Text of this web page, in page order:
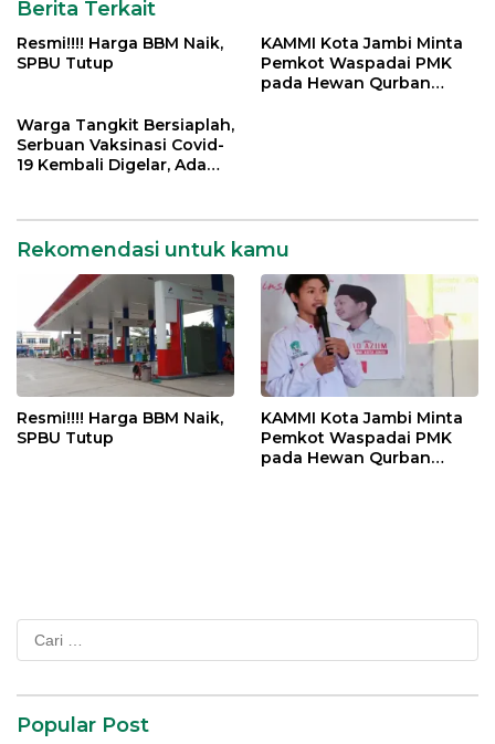
Berita Terkait
Resmi!!!! Harga BBM Naik,
SPBU Tutup
KAMMI Kota Jambi Minta
Pemkot Waspadai PMK
pada Hewan Qurban
Warga Tangkit Bersiaplah,
Serbuan Vaksinasi Covid-
19 Kembali Digelar, Ada
Rekomendasi untuk kamu
Resmi!!!! Harga BBM Naik,
SPBU Tutup
KAMMI Kota Jambi Minta
Pemkot Waspadai PMK
pada Hewan Qurban
Popular Post